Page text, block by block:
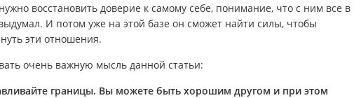
восстановить доверие к самому себе, понимание, что с ним все в
И потом уже на этой базе он сможет найти силы, чтобы
эти отношения.
очень важную мысль данной статьи:
границы. Вы можете быть хорошим другом и при этом